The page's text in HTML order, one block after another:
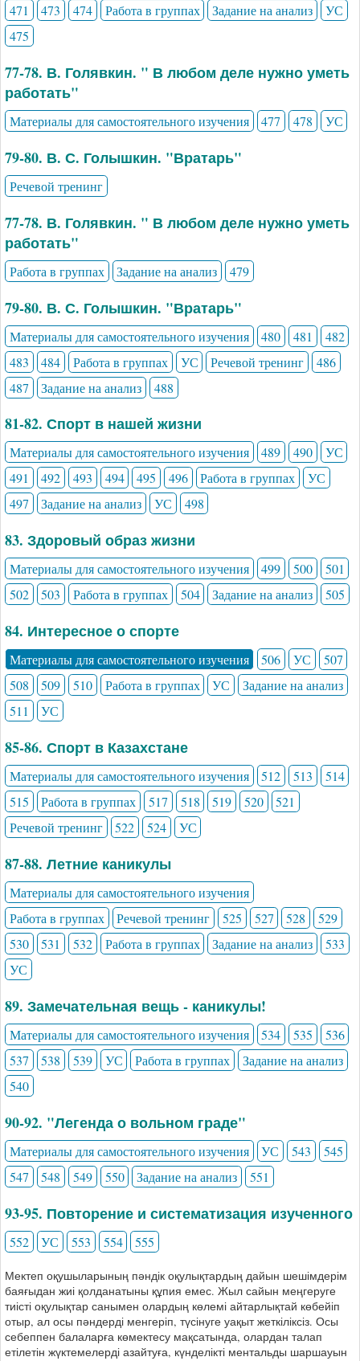
471
473 474 Работа в группах Задание на анализ
УС
475
77-78. В. Голявкин. " В любом деле нужно уметь
работать"
Материалы для самостоятельного изучения 477 478 УС
79-80. В. С. Голышкин. "Вратарь"
Речевой тренинг
77-78. В. Голявкин. " В любом деле нужно уметь
работать"
Работа в группах Задание на анализ 479
79-80. В. С. Голышкин. "Вратарь"
Материалы для самостоятельного изучения 480 481
482
483
484 Работа в группах УС Речевой тренинг
486
487
Задание на анализ 488
81-82. Спорт в нашей жизни
Материалы для самостоятельного изучения 489 490
УС
491
492 493 494 495 496 Работа в группах
УС
497
Задание на анализ УС 498
83. Здоровый образ жизни
Материалы для самостоятельного изучения 499 500
501
502
503 Работа в группах 504 Задание на анализ 505
84. Интересное о спорте
Материалы для самостоятельного изучения 506 УС
507
508
509 510 Работа в группах УС
Задание на анализ
511
УС
85-86. Спорт в Казахстане
Материалы для самостоятельного изучения 512 513
514
515
Работа в группах 517 518 519 520
521
Речевой тренинг
522 524 УС
87-88. Летние каникулы
Материалы для самостоятельного изучения
Работа в группах
Речевой тренинг 525 527 528
529
530
531 532 Работа в группах Задание на анализ
533
УС
89. Замечательная вещь - каникулы!
Материалы для самостоятельного изучения 534 535
536
537
538 539 УС Работа в группах
Задание на анализ
540
90-92. "Легенда о вольном граде"
Материалы для самостоятельного изучения УС 543
545
547
548 549 550 Задание на анализ 551
93-95. Повторение и систематизация изученного
552 УС 553 554 555
Мектеп оқушыларының пәндік оқулықтардың дайын шешімдерім
баяғыдан жиі қолданатыны құпия емес. Жыл сайын меңгеруге
тиісті оқулықтар санымен олардың көлемі айтарлықтай көбейіп
отыр, ал осы пәндерді менгеріп, түсінуге уақыт жеткіліксіз. Осы
себеппен балаларға көмектесу мақсатында, олардан талап
етілетін жүктемелерді азайтуға, күнделікті ментальды шаршауын